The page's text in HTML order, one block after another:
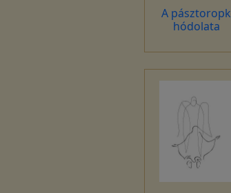
A pásztoropk
hódolata